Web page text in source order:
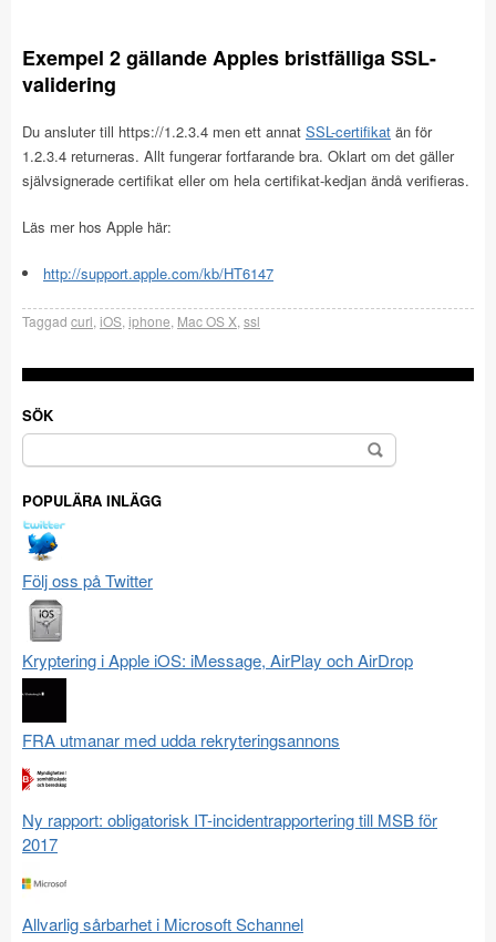
Exempel 2 gällande Apples bristfälliga SSL-
validering
Du ansluter till https://1.2.3.4 men ett annat SSL-certifikat än för
1.2.3.4 returneras. Allt fungerar fortfarande bra. Oklart om det gäller
självsignerade certifikat eller om hela certifikat-kedjan ändå verifieras.
Läs mer hos Apple här:
http://support.apple.com/kb/HT6147
Taggad curl iOS iphone Mac OS X ssl
SÖK
Sök
efter:
POPULÄRA INLÄGG
Följ oss på Twitter
Kryptering i Apple iOS: iMessage, AirPlay och AirDrop
FRA utmanar med udda rekryteringsannons
Ny rapport: obligatorisk IT-incidentrapportering till MSB för
2017
Allvarlig sårbarhet i Microsoft Schannel